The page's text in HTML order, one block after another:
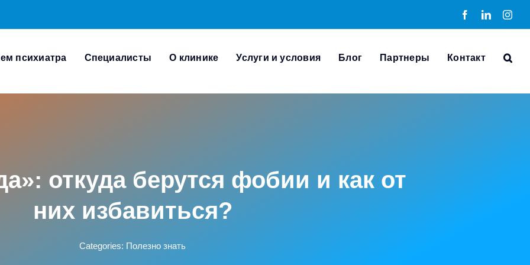
FacebookLinkedIn
психиатра Специалисты О клинике Услуги и условия Блог Партнеры Контакт
откуда берутся фобии и как от
них избавиться?
Categories: Полезно знать